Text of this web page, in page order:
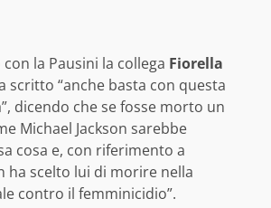
con la Pausini la collega Fiorella
scritto “anche basta con questa
dicendo che se fosse morto un
Michael Jackson sarebbe
cosa e, con riferimento a
ha scelto lui di morire nella
contro il femminicidio”.